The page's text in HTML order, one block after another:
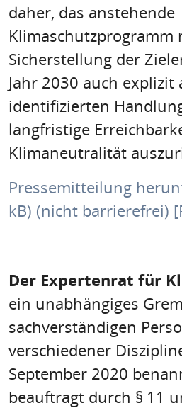
daher, das anstehende
Klimaschutzprogramm
Sicherstellung der
Jahr 2030 auch explizit
identifizierten
langfristige
Klimaneutralität
Pressemitteilung
kB) (nicht barrierefrei)
Der Expertenrat für
ein unabhängiges
sachverständigen
verschiedener
September 2020
beauftragt durch § 11